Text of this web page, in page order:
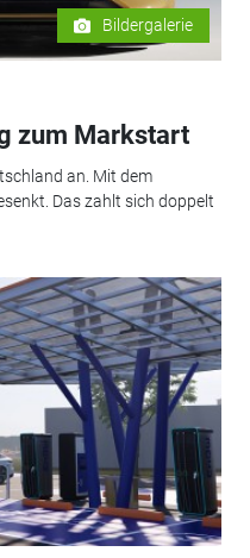
Bildergalerie
zum Markstart
an. Mit dem
Das zahlt sich doppelt